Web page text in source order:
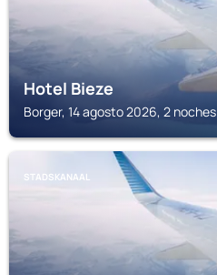
Hotel Bieze
Borger, 14 agosto 2026, 2 noches
STADSKANAAL